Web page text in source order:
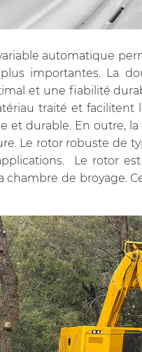
automatique
importantes. La
et une fiabilité
traité et facilitent
et durable. En outre,
Le rotor robuste de
Le rotor
chambre de broyage.